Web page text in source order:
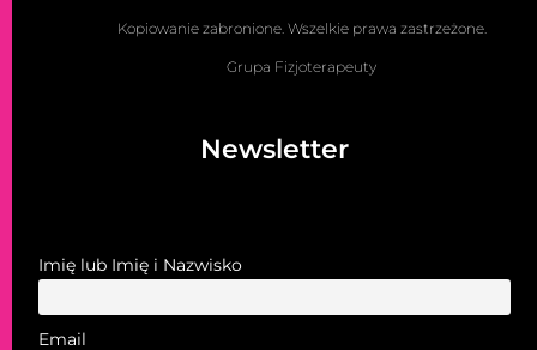
Kopiowanie zabronione. Wszelkie prawa zastrzeżone.
Grupa Fizjoterapeuty
Newsletter
Imię lub Imię i Nazwisko
Email